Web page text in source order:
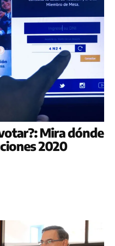
Mira dónde
2020